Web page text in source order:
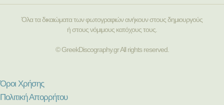
Όλα τα δικαιώματα των φωτογραφιών ανήκουν στους δημιουργούς
ή στους νόμιμους κατόχους τους.
© GreekDiscography.gr All rights reserved.
Όροι Χρήσης
Πολιτική Απορρήτου